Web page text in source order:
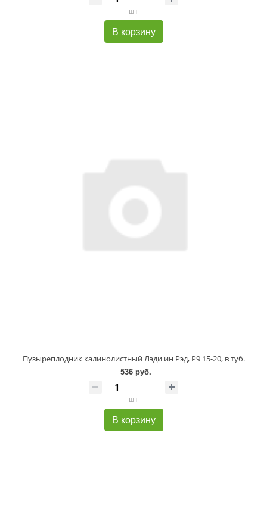
шт
В корзину
Пузыреплодник калинолистный Лэди ин Рэд, P9 15-20, в туб.
536 руб.
шт
В корзину